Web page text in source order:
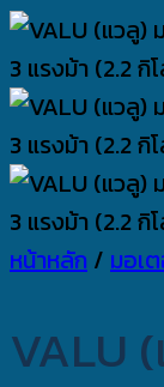
หน้าหลัก / มอเ
VALU